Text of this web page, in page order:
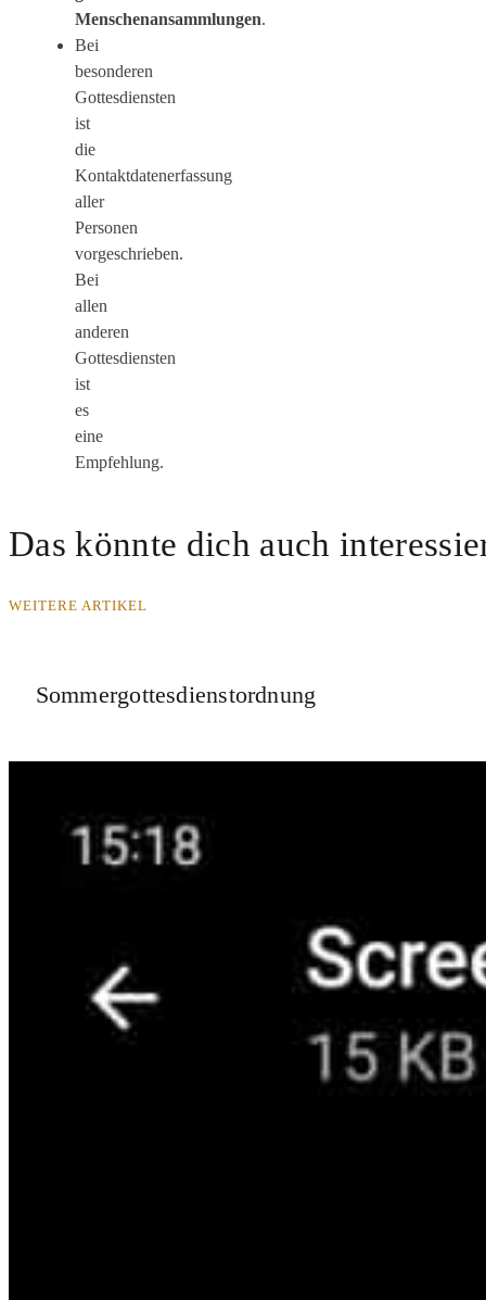
Menschenansammlungen.
Bei
besonderen
Gottesdiensten
ist
die
Kontaktdatenerfassung
aller
Personen
vorgeschrieben.
Bei
allen
anderen
Gottesdiensten
ist
es
eine
Empfehlung.
Das könnte dich auch
WEITERE ARTIKEL
Sommergottesdienstordnung